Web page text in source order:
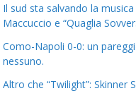
Il sud sta salvando la
Maccuccio e “Quaglia
Como-Napoli 0-0: un
nessuno.
Altro che “Twilight”: Skinner